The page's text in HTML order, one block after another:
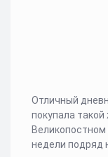
Отличный
покупала
Великопостном
недели подряд